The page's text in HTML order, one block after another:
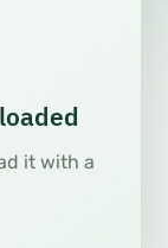
it with a